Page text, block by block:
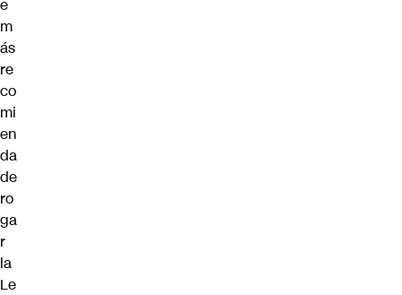
e
m
ás
re
co
mi
en
da
de
ro
ga
r
la
Le